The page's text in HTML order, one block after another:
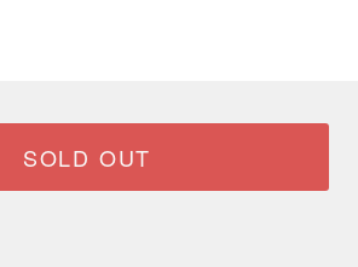
SOLD OUT